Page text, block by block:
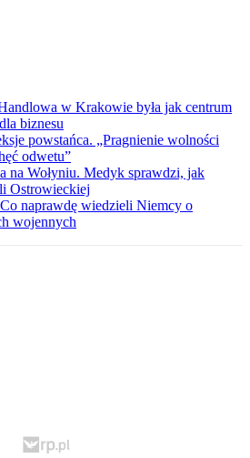
w Krakowie była jak centrum
biznesu
powstańca. „Pragnienie wolności
odwetu”
na Wołyniu. Medyk sprawdzi, jak
Ostrowieckiej
naprawdę wiedzieli Niemcy o
wojennych